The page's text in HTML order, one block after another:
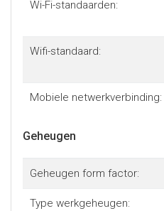
Wi-Fi-standaarden:
Wifi-standaard:
Mobiele netwerkverbinding:
Geheugen
Geheugen form factor:
Type werkgeheugen: